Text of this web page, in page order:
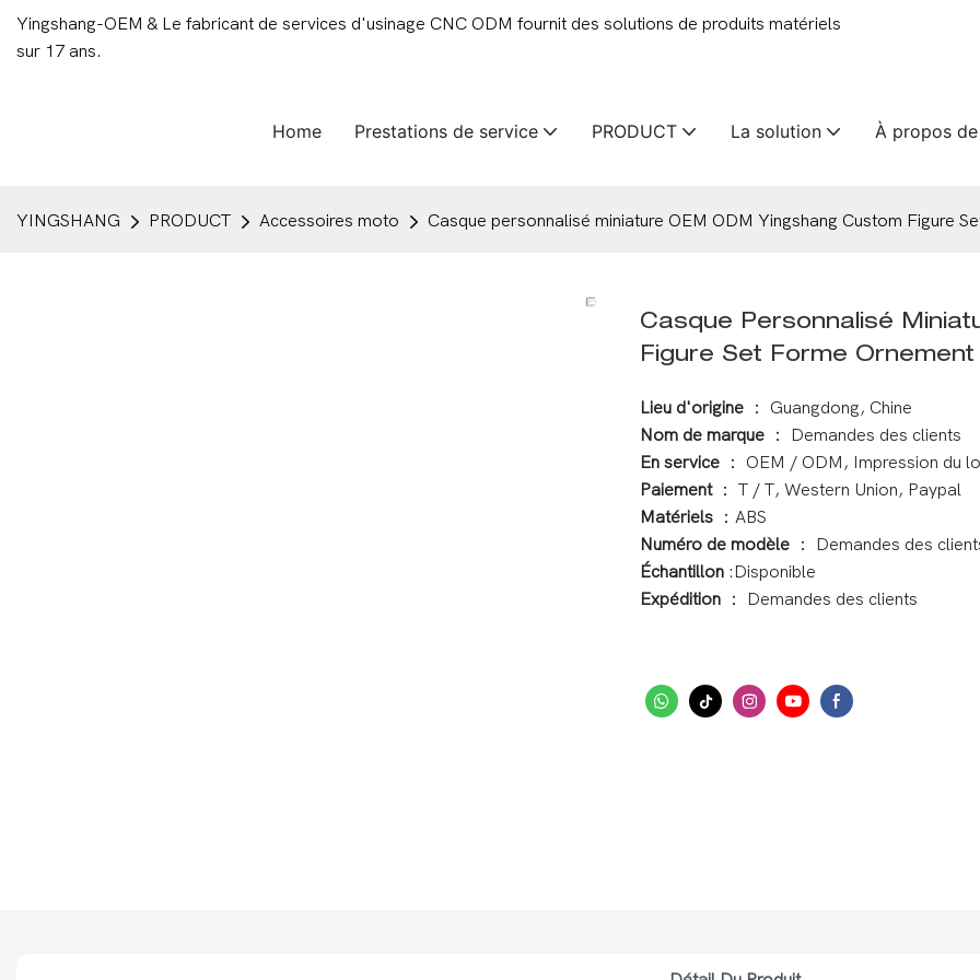
Yingshang-OEM & Le fabricant de services d'usinage CNC ODM fournit des solutions de produits matériels
sur 17 ans.
Home Prestations de service PRODUCT La solution À propos
YINGSHANG PRODUCT Accessoires moto Casque personnalisé miniature OEM ODM Yingshang Custom Figure
Casque Personnalisé
Figure Set Forme Ornement
Lieu d'origine
： Guangdong, Chine
Nom de marque
： Demandes des clients
En service
： OEM / ODM, Impression du
Paiement ： T / T, Western Union, Paypal
Matériels
：ABS
Numéro de modèle
： Demandes des
Échantillon :Disponible
Expédition
： Demandes des clients